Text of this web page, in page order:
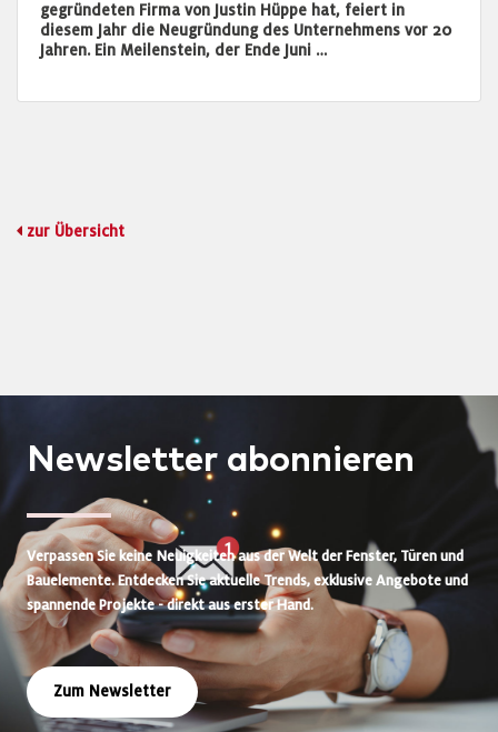
gegründeten Firma von Justin Hüppe hat, feiert in
diesem Jahr die Neugründung des Unternehmens vor 20
Jahren. Ein Meilenstein, der Ende Juni …
zur Übersicht
Newsletter abonnieren
Verpassen Sie keine Neuigkeiten aus der Welt der Fenster, Türen und
Bauelemente. Entdecken Sie aktuelle Trends, exklusive Angebote und
spannende Projekte - direkt aus erster Hand.
Zum Newsletter